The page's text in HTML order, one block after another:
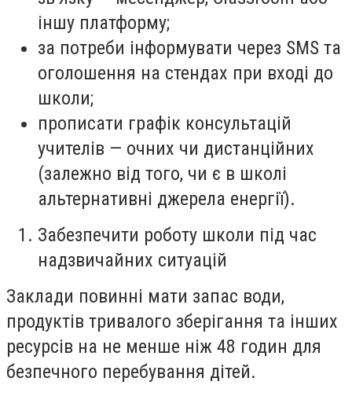
іншу платформу;
за потреби інформувати через SMS та
оголошення на стендах при вході до
школи;
прописати графік консультацій
учителів — очних чи дистанційних
(залежно від того, чи є в школі
альтернативні джерела енергії).
Забезпечити роботу школи під час
надзвичайних ситуацій
Заклади повинні мати запас води,
продуктів тривалого зберігання та інших
ресурсів на не менше ніж 48 годин для
безпечного перебування дітей.